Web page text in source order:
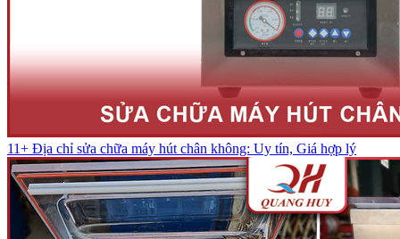
11+ Địa chỉ sửa chữa máy hút chân không: Uy tín, Giá hợp lý